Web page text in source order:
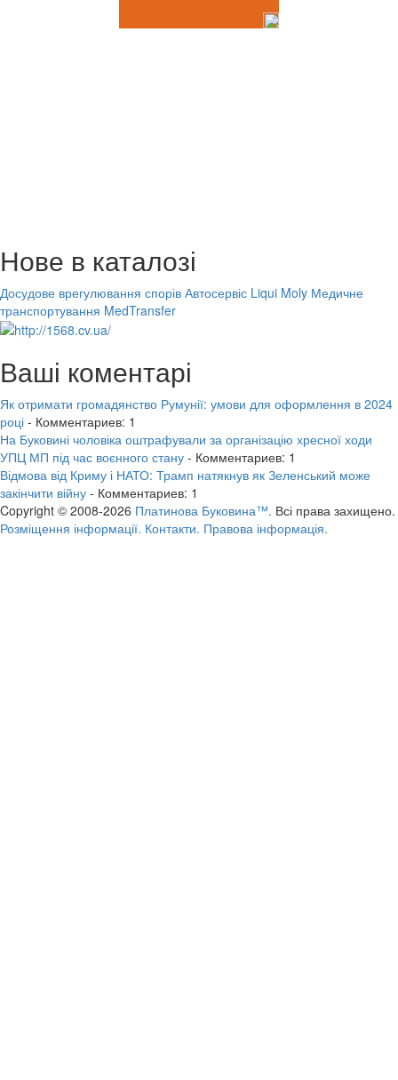
Нове в каталозі
Досудове врегулювання спорів Автосервіс Liqui Moly Медичне
транспортування MedTransfer
Ваші коментарі
Як отримати громадянство Румунії: умови для оформлення в 2024
році - Комментариев: 1
На Буковині чоловіка оштрафували за організацію хресної ходи
УПЦ МП під час воєнного стану - Комментариев: 1
Відмова від Криму і НАТО: Трамп натякнув як Зеленський може
закінчити війну - Комментариев: 1
Copyright © 2008-2026 Платинова Буковина™. Всі права захищено.
Розміщення інформації. Контакти. Правова інформація.